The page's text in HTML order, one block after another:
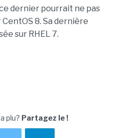
dernier pourrait ne pas
8. Sa dernière
sur RHEL 7.
plu? Partagez le !